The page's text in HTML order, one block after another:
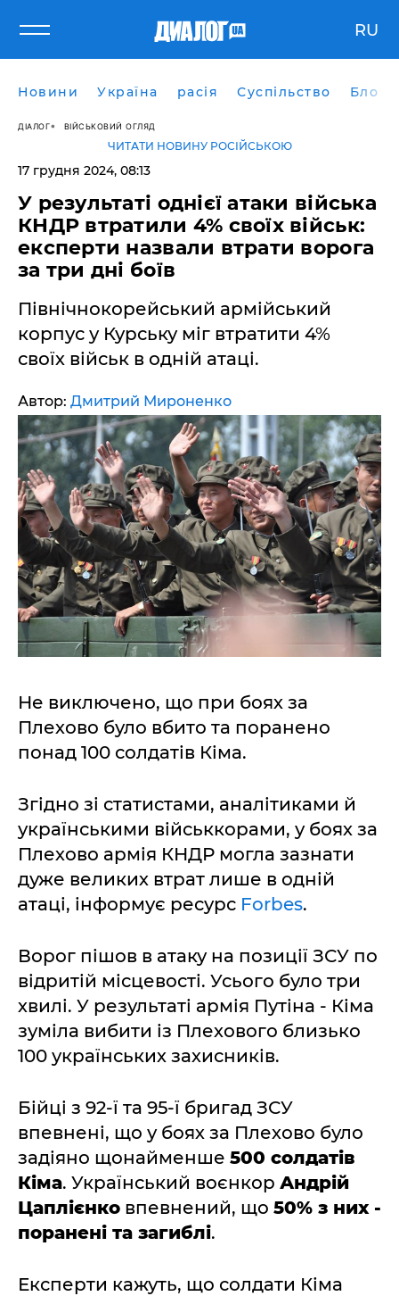
RU
Новини Україна расія Суспільство Блоги
ДІАЛОГ ВІЙСЬКОВИЙ ОГЛЯД
ЧИТАТИ НОВИНУ РОСІЙСЬКОЮ
17 грудня 2024, 08:13
У результаті однієї атаки війська
КНДР втратили 4% своїх військ:
експерти назвали втрати ворога
за три дні боїв
Північнокорейський армійський
корпус у Курську міг втратити 4%
своїх військ в одній атаці.
Автор: Дмитрий Мироненко
Не виключено, що при боях за
Плехово було вбито та поранено
понад 100 солдатів Кіма.
Згідно зі статистами, аналітиками й
українськими військкорами, у боях за
Плехово армія КНДР могла зазнати
дуже великих втрат лише в одній
атаці, інформує ресурс Forbes.
Ворог пішов в атаку на позиції ЗСУ по
відритій місцевості. Усього було три
хвилі. У результаті армія Путіна - Кіма
зуміла вибити із Плехового близько
100 українських захисників.
Бійці з 92-ї та 95-ї бригад ЗСУ
впевнені, що у боях за Плехово було
задіяно щонайменше 500 солдатів
Кіма. Український воєнкор Андрій
Цаплієнко впевнений, що 50% з них -
поранені та загиблі.
Експерти кажуть, що солдати Кіма